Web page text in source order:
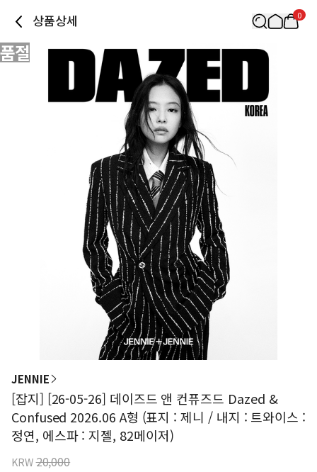
상품상세 0
품절
JENNIE
[잡지] [26-05-26] 데이즈드 앤 컨퓨즈드 Dazed &
Confused 2026.06 A형 (표지 : 제니 / 내지 : 트와이스 :
정연, 에스파 : 지젤, 82메이저)
KRW 20,000